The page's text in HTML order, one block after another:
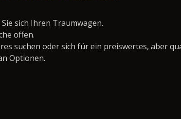
sich Ihren Traumwagen.
offen.
suchen oder sich für ein preiswertes, aber
Optionen.